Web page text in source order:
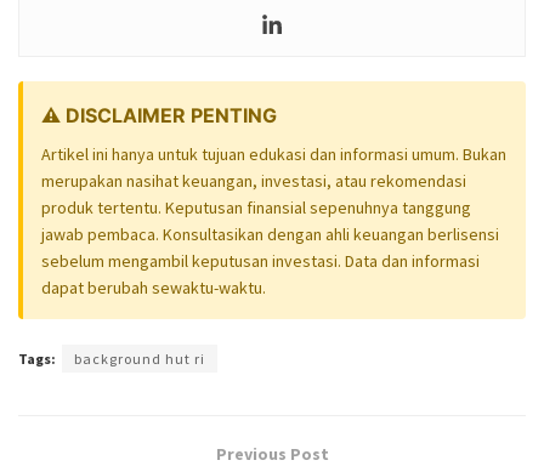
⚠️ DISCLAIMER PENTING
Artikel ini hanya untuk tujuan edukasi dan informasi umum. Bukan
merupakan nasihat keuangan, investasi, atau rekomendasi
produk tertentu. Keputusan finansial sepenuhnya tanggung
jawab pembaca. Konsultasikan dengan ahli keuangan berlisensi
sebelum mengambil keputusan investasi. Data dan informasi
dapat berubah sewaktu-waktu.
Tags: background hut ri
Previous Post